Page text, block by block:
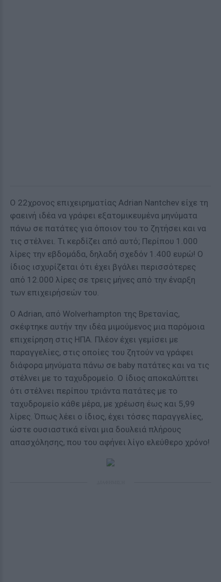
Ο 22χρονος επιχειρηματίας Adrian Nantchev είχε τη
φαεινή ιδέα να γράφει εξατομικευμένα μηνύματα
πάνω σε πατάτες για όποιον του το ζητήσει και να
τις στέλνει. Τι κερδίζει από αυτό; Περίπου 1.000
λίρες την εβδομάδα, δηλαδή σχεδόν 1.400 ευρώ! Ο
ίδιος ισχυρίζεται ότι έχει βγάλει περισσότερες
από 12.000 λίρες σε τρεις μήνες από την έναρξη
των επιχειρήσεών του.
Ο Adrian, από Wolverhampton της Βρετανίας,
σκέφτηκε αυτήν την ιδέα μιμούμενος μια παρόμοια
επιχείρηση στις ΗΠΑ. Πλέον έχει γεμίσει με
παραγγελίες, στις οποίες του ζητούν να γράφει
διάφορα μηνύματα πάνω σε baby πατάτες και να τις
στέλνει με το ταχυδρομείο. Ο ίδιος αποκαλύπτει
ότι στέλνει περίπου τριάντα πατάτες με το
ταχυδρομείο κάθε μέρα, με χρέωση έως και 5,99
λίρες. Όπως λέει ο ίδιος, έχει τόσες παραγγελίες,
ώστε ουσιαστικά είναι μια δουλειά πλήρους
απασχόλησης, που του αφήνει λίγο ελεύθερο χρόνο!